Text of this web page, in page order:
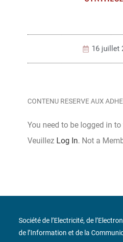
16 juillet
CONTENU RESERVE AUX
You need to be logged in
Veuillez Log In. Not a
Société de l’Electricité, de
de l’Information et de la